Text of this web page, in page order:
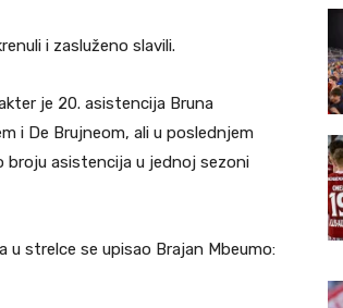
i zasluženo slavili.
je 20. asistencija Bruna
i De Brujneom, ali u poslednjem
broju asistencija u jednoj sezoni
strelce se upisao Brajan Mbeumo: